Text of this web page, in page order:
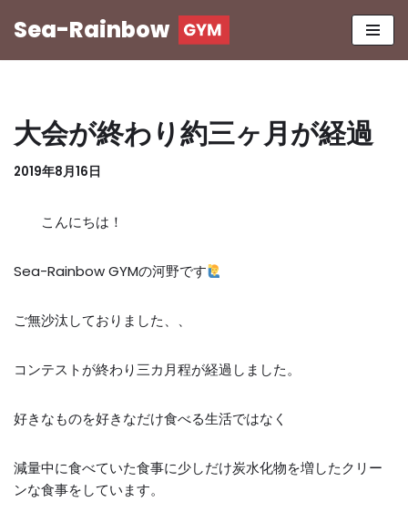
ツ
ス
Sea-Rainbow
大会が終わり約三ヶ月が経過
2019年8月16日
こんにちは！
Sea-Rainbow GYMの河野です
ご無沙汰しておりました、、
コンテストが終わり三カ月程が経過しました。
好きなものを好きなだけ食べる生活ではなく
減量中に食べていた食事に少しだけ炭水化物を増したクリー
ンな食事をしています。